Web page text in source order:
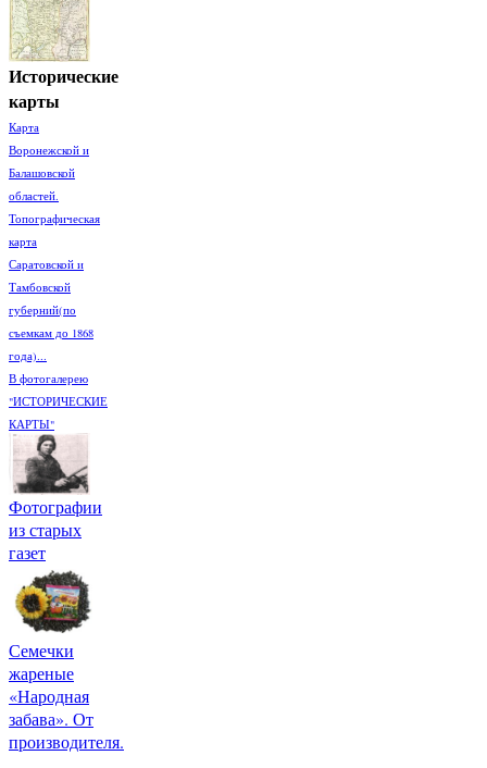
Исторические
карты
Карта
Воронежской и
Балашовской
областей.
Топографическая
карта
Саратовской и
Тамбовской
губерний(по
съемкам до 1868
года)...
В фотогалерею
"ИСТОРИЧЕСКИЕ
КАРТЫ"
Фотографии
из старых
газет
Семечки
жареные
«Народная
забава». От
производителя.